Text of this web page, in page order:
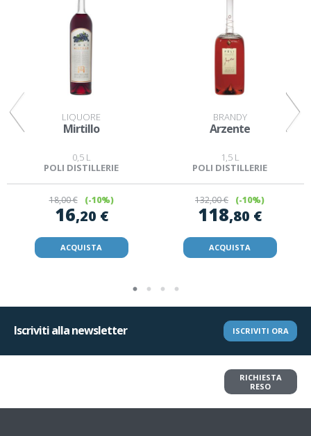
LIQUORE
Mirtillo
0,5 L
POLI DISTILLERIE
18,00 € (-10%)
16,20 €
ACQUISTA
BRANDY
Arzente
1,5 L
POLI DISTILLERIE
132,00 € (-10%)
118,80 €
ACQUISTA
Iscriviti alla newsletter ISCRIVITI ORA
RICHIESTA
RESO